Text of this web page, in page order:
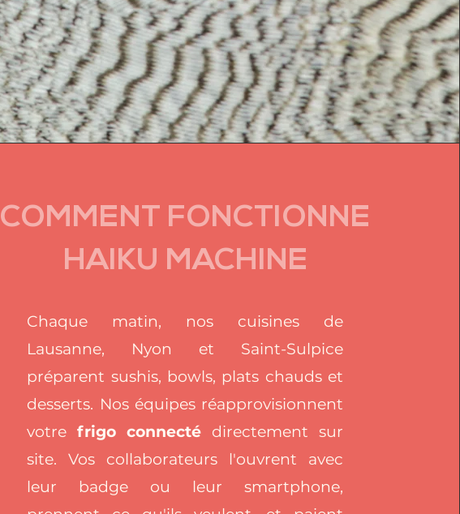
COMMENT FONCTIONNE
HAIKU MACHINE
Chaque matin, nos cuisines de
Lausanne, Nyon et Saint-Sulpice
préparent sushis, bowls, plats chauds et
desserts. Nos équipes réapprovisionnent
votrefrigo connecté directement sur
site. Vos collaborateurs l'ouvrent avec
leur badge ou leur smartphone,